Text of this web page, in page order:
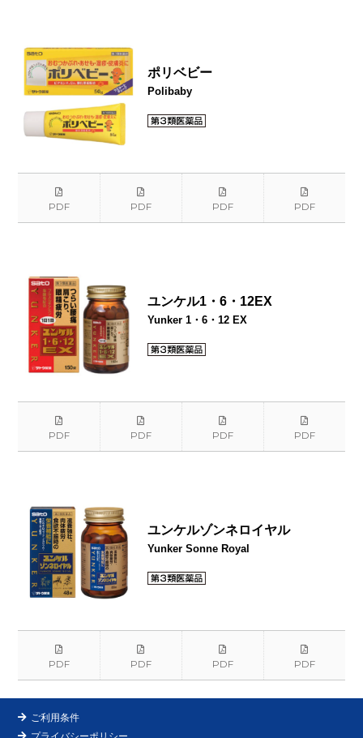
ポリベビー
Polibaby
PDF PDF PDF PDF
ユンケル1・6・12EX
Yunker 1・6・12 EX
PDF PDF PDF PDF
ユンケルゾンネロイヤル
Yunker Sonne Royal
PDF PDF PDF PDF
ご利用条件